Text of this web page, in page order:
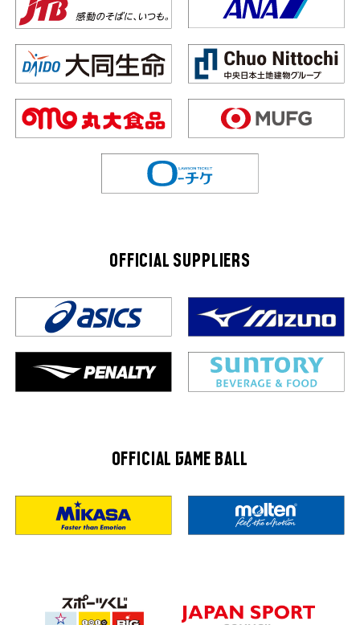
OFFICIAL SUPPLIERS
OFFICIAL GAME BALL